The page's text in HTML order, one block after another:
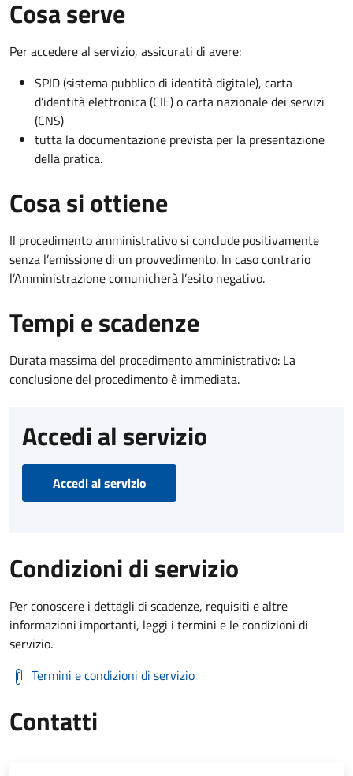
Cosa serve
Per accedere al servizio, assicurati di avere:
SPID (sistema pubblico di identità digitale), carta
d’identità elettronica (CIE) o carta nazionale dei servizi
(CNS)
tutta la documentazione prevista per la presentazione
della pratica.
Cosa si ottiene
Il procedimento amministrativo si conclude positivamente
senza l’emissione di un provvedimento. In caso contrario
l’Amministrazione comunicherà l’esito negativo.
Tempi e scadenze
Durata massima del procedimento amministrativo: La
conclusione del procedimento è immediata.
Accedi al servizio
Accedi al servizio
Condizioni di servizio
Per conoscere i dettagli di scadenze, requisiti e altre
informazioni importanti, leggi i termini e le condizioni di
servizio.
Termini e condizioni di servizio
Contatti